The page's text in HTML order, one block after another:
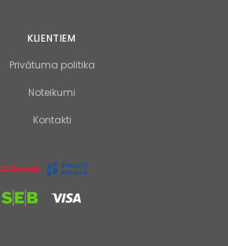
KLIENTIEM
Privātuma politika
Noteikumi
Kontakti